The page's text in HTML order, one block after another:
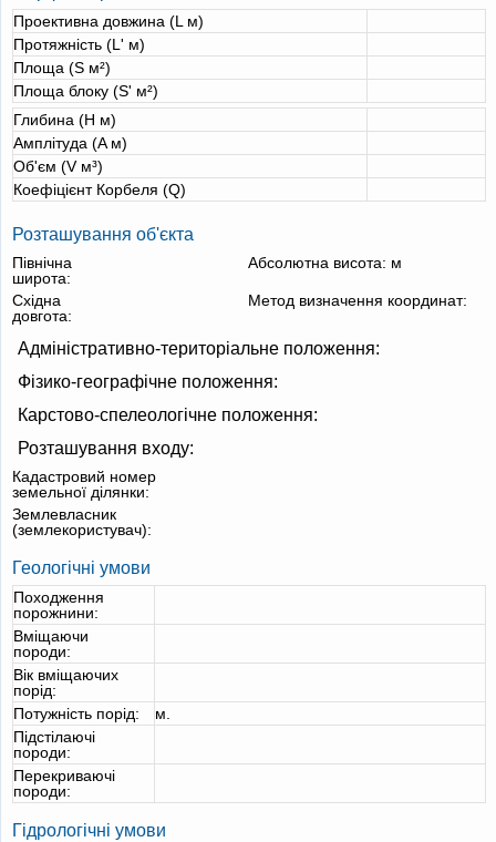
Проективна довжина (L м)
Протяжність (L' м)
Площа (S м²)
Площа блоку (S' м²)
Глибина (H м)
Амплітуда (A м)
Об'єм (V м³)
Коефіцієнт Корбеля (Q)
Розташування об'єкта
Північна
широта:
Абсолютна висота: м
Східна
довгота:
Метод визначення координат:
Адміністративно-територіальне положення:
Фізико-географічне положення:
Карстово-спелеологічне положення:
Розташування входу:
Кадастровий номер
земельної ділянки:
Землевласник
(землекористувач):
Геологічні умови
Походження
порожнини:
Вміщаючи
породи:
Вік вміщаючих
порід:
Потужність порід:
м.
Підстілаючі
породи:
Перекриваючі
породи:
Гідрологічні умови